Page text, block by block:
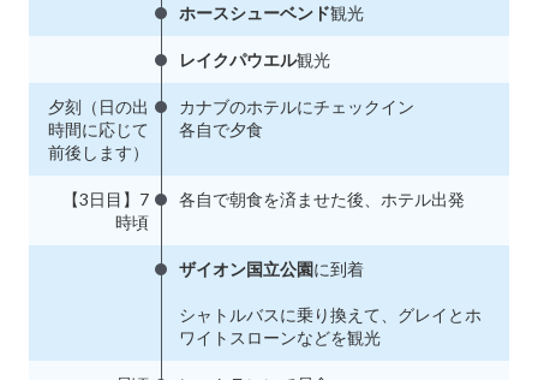
ホースシューベンド観光
レイクパウエル観光
夕刻（日の出
時間に応じて
前後します）
カナブのホテルにチェックイン
各自で夕食
【3日目】7
時頃
各自で朝食を済ませた後、ホテル出発
ザイオン国立公園に到着
シャトルバスに乗り換えて、グレイとホ
ワイトスローンなどを観光